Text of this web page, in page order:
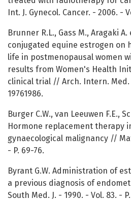
Int. J. Gynecol. Cancer. - 2006. -
Brunner R.L., Gass M., Aragaki
conjugated equine estrogen on
life in postmenopausal women
results from Women's Health
clinical trial // Arch. Intern. Med.
19761986.
Burger C.W., van Leeuwen F.E.,
Hormone replacement therapy
gynaecological malignancy //
- P. 69-76.
Byrant G.W. Administration of
a previous diagnosis of
South Med. J. - 1990. - Vol. 83. -